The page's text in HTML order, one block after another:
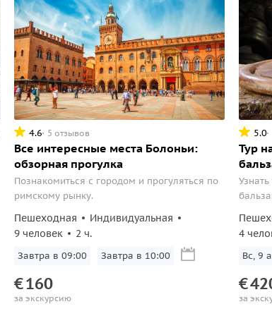
4.6 5 отзывов
Все интересные места Болоньи:
обзорная прогулка
Познакомиться с городом и прогуляться по
римскому рынку.
Пешеходная
Индивидуальная
9 человек
2 ч.
Завтра в 09:00 Завтра в 10:00
€160
за экскурсию
5.0
Тур
4
Вс, 9
€
за